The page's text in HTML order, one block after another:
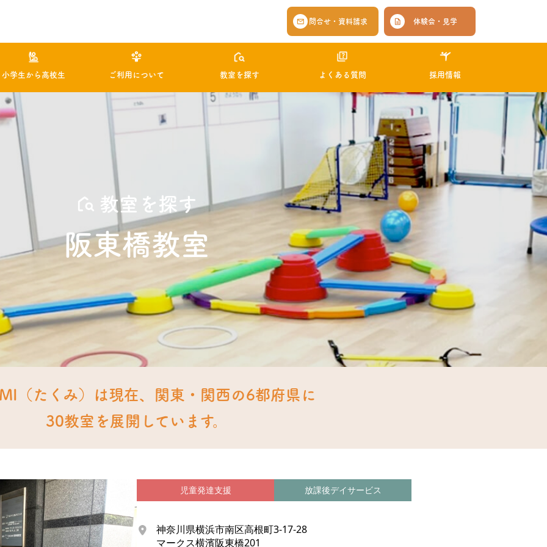
問合せ・資料請求 体験会・見学
小学生から高校生 ご利用について 教室を探す よくある質問 採用情報
教室を探す
阪東橋教室
（たくみ）は現在、関東・関西の6都府県に
30教室を展開しています。
児童発達支援 放課後デイサービス
神奈川県横浜市南区高根町3-17-28
マークス横濱阪東橋201